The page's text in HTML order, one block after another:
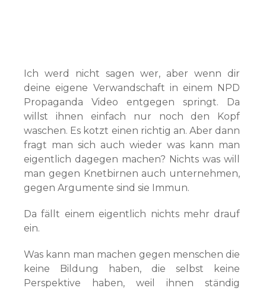
Ich werd nicht sagen wer, aber wenn dir
deine eigene Verwandschaft in einem NPD
Propaganda Video entgegen springt. Da
willst ihnen einfach nur noch den Kopf
waschen. Es kotzt einen richtig an. Aber dann
fragt man sich auch wieder was kann man
eigentlich dagegen machen? Nichts was will
man gegen Knetbirnen auch unternehmen,
gegen Argumente sind sie Immun.
Da fällt einem eigentlich nichts mehr drauf
ein.
Was kann man machen gegen menschen die
keine Bildung haben, die selbst keine
Perspektive haben, weil ihnen ständig